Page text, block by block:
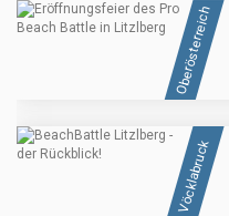
Oberösterreich
Vöcklabruck